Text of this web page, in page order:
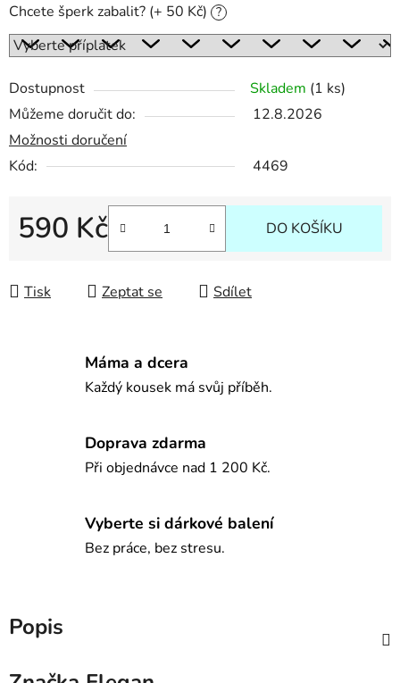
Chcete šperk zabalit? (+ 50 Kč) ?
Dostupnost Skladem (1 ks)
Můžeme doručit do:
12.8.2026
Možnosti doručení
Kód:
4469
590 Kč DO KOŠÍKU
Tisk Zeptat se Sdílet
Máma a dcera
Každý kousek má svůj příběh.
Doprava zdarma
Při objednávce nad 1 200 Kč.
Vyberte si dárkové balení
Bez práce, bez stresu.
Popis